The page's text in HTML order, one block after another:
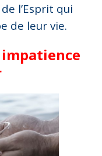
l’Esprit qui
de leur vie.